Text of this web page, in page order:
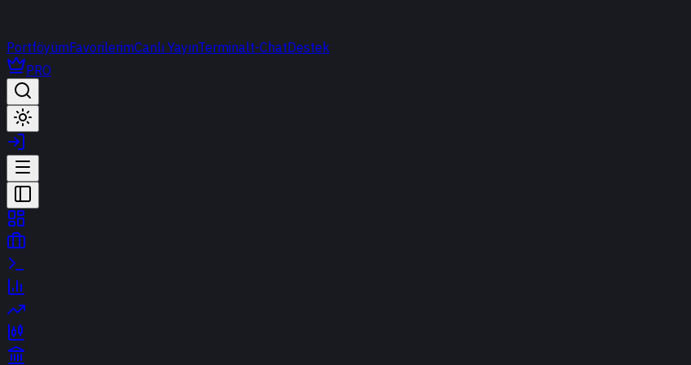
PortföyümFavorilerimCanlı YayınTerminalt-ChatDestek
PRO